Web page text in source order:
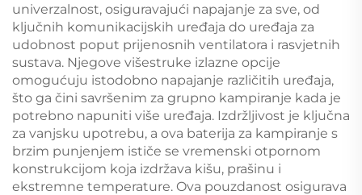
univerzalnost, osiguravajući napajanje za sve, od
ključnih komunikacijskih uređaja do uređaja za
udobnost poput prijenosnih ventilatora i rasvjetnih
sustava. Njegove višestruke izlazne opcije
omogućuju istodobno napajanje različitih uređaja,
što ga čini savršenim za grupno kampiranje kada je
potrebno napuniti više uređaja. Izdržljivost je ključna
za vanjsku upotrebu, a ova baterija za kampiranje s
brzim punjenjem ističe se vremenski otpornom
konstrukcijom koja izdržava kišu, prašinu i
ekstremne temperature. Ova pouzdanost osigurava